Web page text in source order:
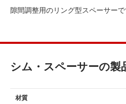
隙間調整用のリング型スペーサーで
シム・スペーサーの製
材質